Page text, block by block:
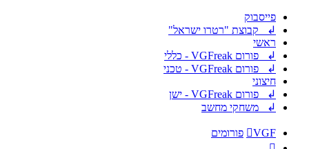
פייסבוק
↲ קבוצת "רטרו ישראל"
ראשי
↲ פורום VGFreak - כללי
↲ פורום VGFreak - טכני
חיצוני
↲ פורום VGFreak - ישן
↲ משחקי מחשב
VGF פורומים